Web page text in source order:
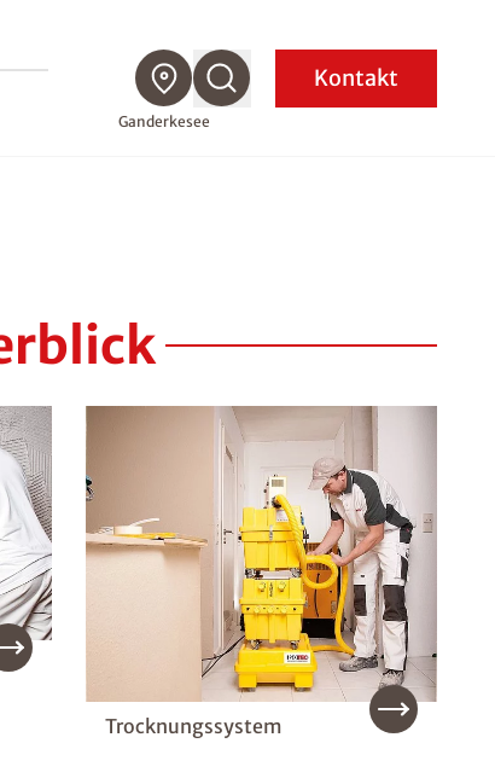
Ganderkesee
Kontakt
Trocknungssystem